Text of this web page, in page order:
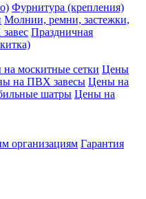
Фурнитура (крепления)
Молнии, ремни, застежки,
Праздничная
москитные сетки Цены
на ПВХ завесы Цены на
шатры Цены на
организациям Гарантия